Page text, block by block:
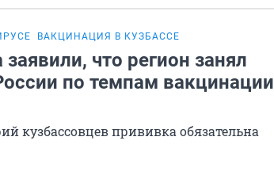
ВАКЦИНАЦИЯ В КУЗБАССЕ
что регион занял
по темпам вакцинации
кузбассовцев прививка обязательна